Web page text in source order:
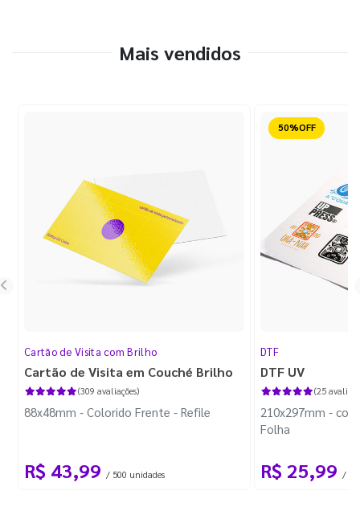
Mais vendidos
Cartão de Visita com Brilho
Cartão de Visita em Couché Brilho
(309 avaliações)
88x48mm - Colorido Frente - Refile
R$ 43,99 / 500 unidades
Reduzido
DTF
DTF UV
(25
210x297mm -
Folha
R$ 25,99 / 1